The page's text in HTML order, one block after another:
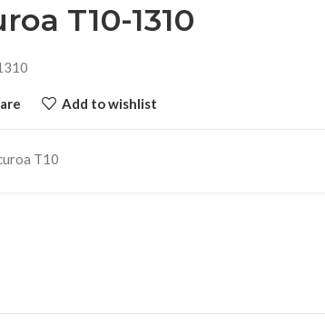
T10-1310
Add to wishlist
T10